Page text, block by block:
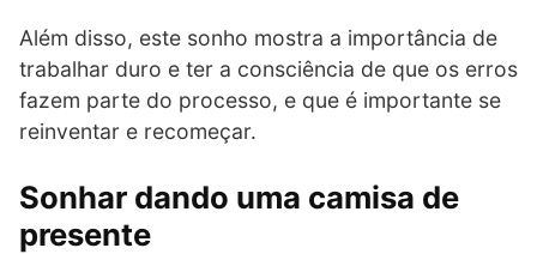
Além disso, este sonho mostra a importância de
trabalhar duro e ter a consciência de que os erros
fazem parte do processo, e que é importante se
reinventar e recomeçar.
Sonhar dando uma camisa de
presente